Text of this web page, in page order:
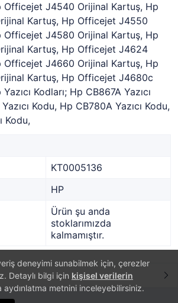
deneyimi sunabilmek için, çerezler
Detaylı bilgi için kişisel verilerin
aydınlatma metnini inceleyebilirsiniz.
Officejet J4540 Orijinal Kartuş, Hp
Kartuş, Hp Officejet J4550
Officejet J4580 Orijinal Kartuş, Hp
Kartuş, Hp Officejet J4624
Officejet J4660 Orijinal Kartuş, Hp
Kartuş, Hp Officejet J4680c
Kodları; Hp CB867A Yazıcı
Kodu, Hp CB780A Yazıcı Kodu,
Kodu,
KT0005136
HP
Ürün şu anda
stoklarımızda
kalmamıştır.